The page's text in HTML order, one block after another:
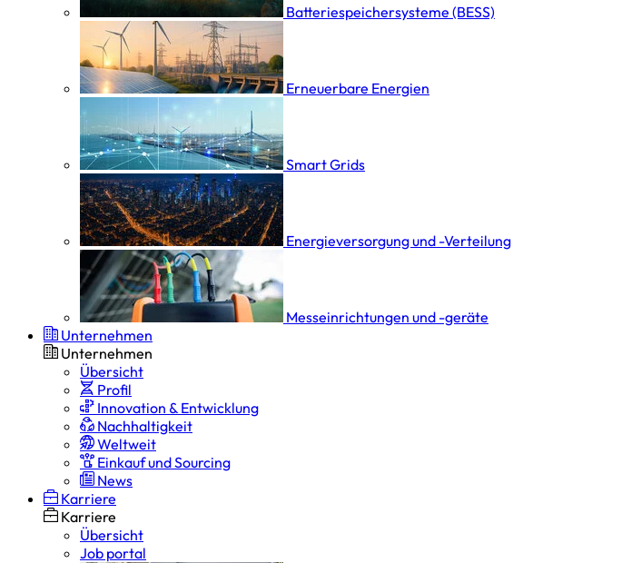
Batterie­speicher­systeme (BESS)
Erneuerbare Energien
Smart Grids
Energieversorgung und -Verteilung
Messeinrichtungen und -geräte
Unternehmen
Unternehmen
Übersicht
Profil
Innovation & Entwicklung
Nachhaltigkeit
Weltweit
Einkauf und Sourcing
News
Karriere
Karriere
Übersicht
Job portal